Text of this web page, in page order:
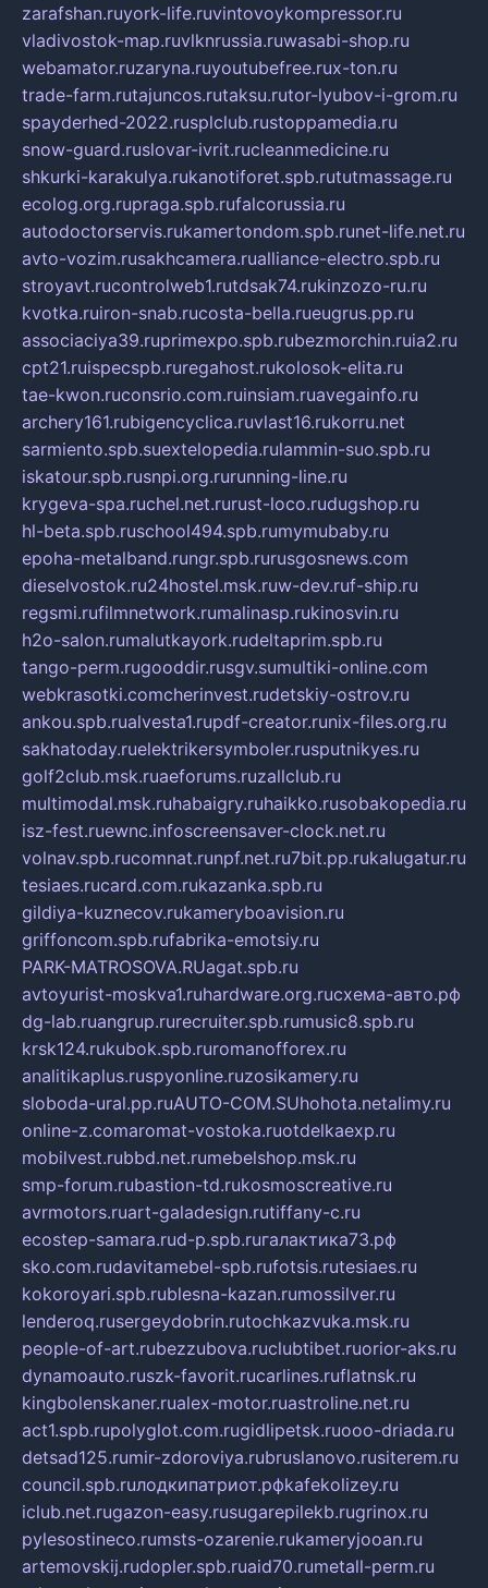
zarafshan.ruyork-life.ruvintovoykompressor.ru
vladivostok-map.ruvlknrussia.ruwasabi-shop.ru
webamator.ruzaryna.ruyoutubefree.rux-ton.ru
trade-farm.rutajuncos.rutaksu.rutor-lyubov-i-grom.ru
spayderhed-2022.rusplclub.rustoppamedia.ru
snow-guard.ruslovar-ivrit.rucleanmedicine.ru
shkurki-karakulya.rukanotiforet.spb.rututmassage.ru
ecolog.org.rupraga.spb.rufalcorussia.ru
autodoctorservis.rukamertondom.spb.runet-life.net.ru
avto-vozim.rusakhcamera.rualliance-electro.spb.ru
stroyavt.rucontrolweb1.rutdsak74.rukinzozo-ru.ru
kvotka.ruiron-snab.rucosta-bella.rueugrus.pp.ru
associaciya39.ruprimexpo.spb.rubezmorchin.ruia2.ru
cpt21.ruispecspb.ruregahost.rukolosok-elita.ru
tae-kwon.ruconsrio.com.ruinsiam.ruavegainfo.ru
archery161.rubigencyclica.ruvlast16.rukorru.net
sarmiento.spb.suextelopedia.rulammin-suo.spb.ru
iskatour.spb.rusnpi.org.rurunning-line.ru
krygeva-spa.ruchel.net.rurust-loco.rudugshop.ru
hl-beta.spb.ruschool494.spb.rumymubaby.ru
epoha-metalband.rungr.spb.rurusgosnews.com
dieselvostok.ru24hostel.msk.ruw-dev.ruf-ship.ru
regsmi.rufilmnetwork.rumalinasp.rukinosvin.ru
h2o-salon.rumalutkayork.rudeltaprim.spb.ru
tango-perm.rugooddir.rusgv.sumultiki-online.com
webkrasotki.comcherinvest.rudetskiy-ostrov.ru
ankou.spb.rualvesta1.rupdf-creator.runix-files.org.ru
sakhatoday.ruelektrikersymboler.rusputnikyes.ru
golf2club.msk.ruaeforums.ruzallclub.ru
multimodal.msk.ruhabaigry.ruhaikko.rusobakopedia.ru
isz-fest.ruewnc.infoscreensaver-clock.net.ru
volnav.spb.rucomnat.runpf.net.ru7bit.pp.rukalugatur.ru
tesiaes.rucard.com.rukazanka.spb.ru
gildiya-kuznecov.rukameryboavision.ru
griffoncom.spb.rufabrika-emotsiy.ru
PARK-MATROSOVA.RUagat.spb.ru
avtoyurist-moskva1.ruhardware.org.ruсхема-авто.рф
dg-lab.ruangrup.rurecruiter.spb.rumusic8.spb.ru
krsk124.rukubok.spb.ruromanofforex.ru
analitikaplus.ruspyonline.ruzosikamery.ru
sloboda-ural.pp.ruAUTO-COM.SUhohota.netalimy.ru
online-z.comaromat-vostoka.ruotdelkaexp.ru
mobilvest.rubbd.net.rumebelshop.msk.ru
smp-forum.rubastion-td.rukosmoscreative.ru
avrmotors.ruart-galadesign.rutiffany-c.ru
ecostep-samara.rud-p.spb.ruгалактика73.рф
sko.com.rudavitamebel-spb.rufotsis.rutesiaes.ru
kokoroyari.spb.rublesna-kazan.rumossilver.ru
lenderoq.rusergeydobrin.rutochkazvuka.msk.ru
people-of-art.rubezzubova.ruclubtibet.ruorior-aks.ru
dynamoauto.ruszk-favorit.rucarlines.ruflatnsk.ru
kingbolenskaner.rualex-motor.ruastroline.net.ru
act1.spb.rupolyglot.com.rugidlipetsk.ruooo-driada.ru
detsad125.rumir-zdoroviya.rubruslanovo.rusiterem.ru
council.spb.ruлодкипатриот.рфkafekolizey.ru
iclub.net.rugazon-easy.rusugarepilekb.rugrinox.ru
pylesostineco.rumsts-ozarenie.rukameryjooan.ru
artemovskij.rudopler.spb.ruaid70.rumetall-perm.ru